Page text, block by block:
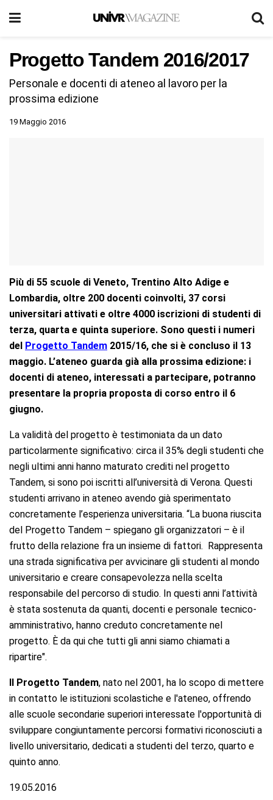
Progetto Tandem 2016/2017
Personale e docenti di ateneo al lavoro per la
prossima edizione
19 Maggio 2016
Più di 55 scuole di Veneto, Trentino Alto Adige e
Lombardia, oltre 200 docenti coinvolti, 37 corsi
universitari attivati e oltre 4000 iscrizioni di studenti di
terza, quarta e quinta superiore. Sono questi i numeri
del Progetto Tandem 2015/16, che si è concluso il 13
maggio. L’ateneo guarda già alla prossima edizione: i
docenti di ateneo, interessati a partecipare, potranno
presentare la propria proposta di corso entro il 6
giugno.
La validità del progetto è testimoniata da un dato
particolarmente significativo: circa il 35% degli studenti che
negli ultimi anni hanno maturato crediti nel progetto
Tandem, si sono poi iscritti all’università di Verona. Questi
studenti arrivano in ateneo avendo già sperimentato
concretamente l’esperienza universitaria. “La buona riuscita
del Progetto Tandem – spiegano gli organizzatori – è il
frutto della relazione fra un insieme di fattori. Rappresenta
una strada significativa per avvicinare gli studenti al mondo
universitario e creare consapevolezza nella scelta
responsabile del percorso di studio. In questi anni l’attività
è stata sostenuta da quanti, docenti e personale tecnico-
amministrativo, hanno creduto concretamente nel
progetto. È da qui che tutti gli anni siamo chiamati a
ripartire".
Il Progetto Tandem, nato nel 2001, ha lo scopo di mettere
in contatto le istituzioni scolastiche e l'ateneo, offrendo
alle scuole secondarie superiori interessate l'opportunità di
sviluppare congiuntamente percorsi formativi riconosciuti a
livello universitario, dedicati a studenti del terzo, quarto e
quinto anno.
19.05.2016